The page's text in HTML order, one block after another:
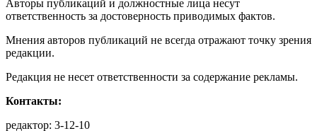
Авторы публикаций и должностные лица несут
ответственность за достоверность приводимых фактов.
Мнения авторов публикаций не всегда отражают точку зрения
редакции.
Редакция не несет ответственности за содержание рекламы.
Контакты:
редактор: 3-12-10